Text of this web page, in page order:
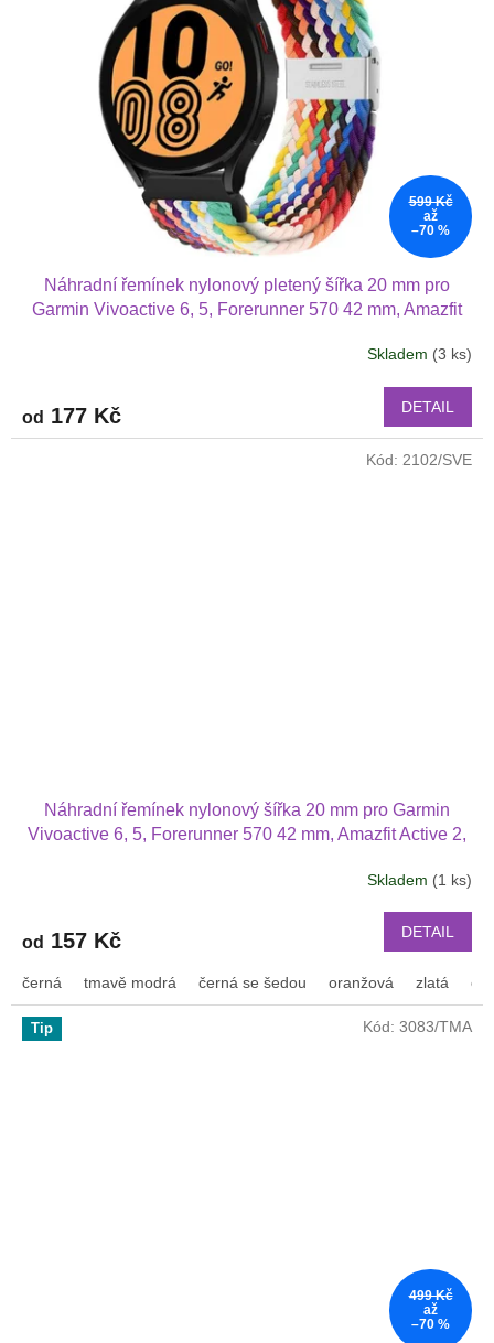
599 Kč
až
–70 %
Náhradní řemínek nylonový pletený šířka 20 mm pro
Garmin Vivoactive 6, 5, Forerunner 570 42 mm, Amazfit
je
4,0
Skladem (3 ks)
od 177 Kč DETAIL
Náhradní řemínek nylonový šířka 20 mm pro Garmin
Vivoactive 6, 5, Forerunner 570 42 mm, Amazfit Active 2,
Skladem (1 ks)
od 157 Kč DETAIL
černá tmavě modrá černá se šedou oranžová zlatá
Kód: 2102/SVE
Tip
499 Kč
až
–70 %
Kód: 3083/TMA